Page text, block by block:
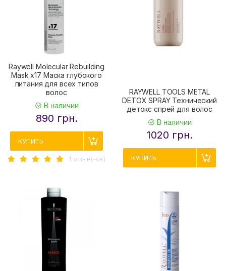
Raywell Molecular Rebuilding
Mask x17 Маска глубокого
питания для всех типов
волос
В наличии
890 грн.
КУПИТЬ
1 отзыв(-ов)
RAYWELL TOOLS METAL
DETOX SPRAY Технический
детокс спрей для волос
В наличии
1020 грн.
КУПИТЬ